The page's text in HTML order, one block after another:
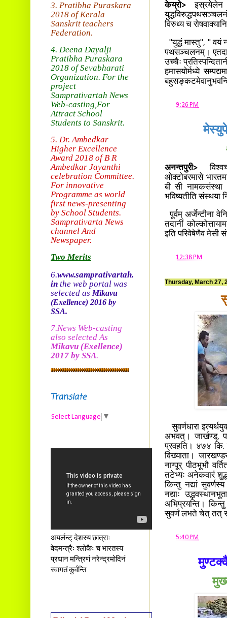
केय्रो>इस्रयेलेन
विरुध्य च
"युद्धं मास्तु", " वयं न
पथसञ्चलनम्।
उच्चैः
हमासयोर्मध्ये
9:26 PM
अनन्तपुरी>
ओक्टोबरमासे
बी सी
भविष्यतीति
पूर्वम् अर्जेन्टीना
तदानीं
इति परिवेषेणैव मेसी
12:38 PM
Thursday, March 27,
सुवर्णधारा
अभवत्। जार्खण्ड्,
प्रवहति। ४७४ कि.
विख्याता।
नाग्पूर् पीठभूभौ
तटेभ्यः अनेकवारं
किन्तु नद्यां
नद्याः
अभिप्रयन्ति। किन्तु
सुवर्णं लभते चेत् तत्
5:40 PM
3. Pratibha Puraskara
2018 ofKerala
Sanskrit teachers
Federation.
4. Deena Dayalji
Pratibha Puraskara
2018 of Sevabharati
Organization. For the
project
Samprativartah News
Web-casting,For
Attract School
Students to Sanskrit.
5. Dr. Ambedkar
Higher Excellence
Award 2018 of B R
Ambedkar Jayanthi
celebration Committee.
For innovative
Programme as world
first news-presenting
by School Students.
Samprativarta News
channel And
Newspaper.
Two Merits
6.www.samprativartah.
in the web portal was
selected asMikavu
(Exellence)2016 by
SSA.
7.News Web-casting
also selected As
Mikavu (Exellence)
2017 by SSA.
Translate
Select Language ▼
अयर्लन्ट् देशस्य छात्राः
वेदमन्त्रैः श्लोकैः च भारतस्य
प्रधान मन्त्रिणं नरेन्द्रमोदिनं
स्वागतं कुर्वन्ति